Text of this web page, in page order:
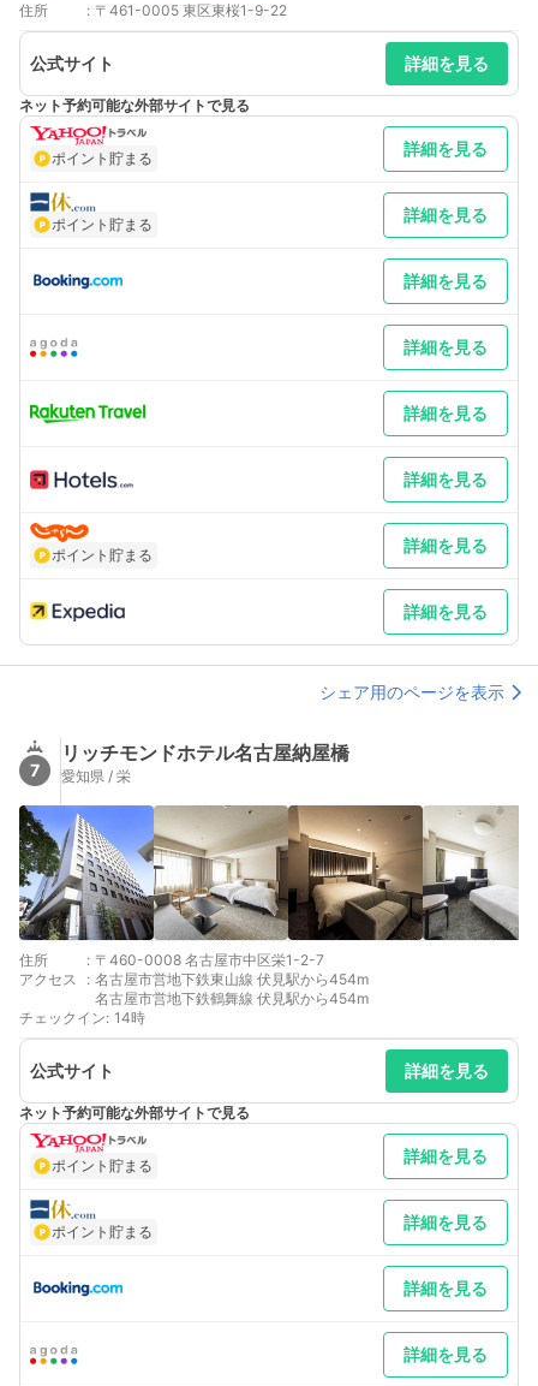
住所 : 〒461-0005 東区東桜1-9-22
公式サイト 詳細を見る
ネット予約可能な外部サイトで見る
ポイント貯まる 詳細を見る
ポイント貯まる 詳細を見る
詳細を見る
詳細を見る
詳細を見る
詳細を見る
ポイント貯まる 詳細を見る
詳細を見る
シェア用のページを表示
7
リッチモンドホテル名古屋納屋橋
愛知県 / 栄
住所 : 〒460-0008 名古屋市中区栄1-2-7
アクセス
: 名古屋市営地下鉄東山線 伏見駅から454m
名古屋市営地下鉄鶴舞線 伏見駅から454m
チェックイン: 14時
公式サイト 詳細を見る
ネット予約可能な外部サイトで見る
ポイント貯まる 詳細を見る
ポイント貯まる 詳細を見る
詳細を見る
詳細を見る